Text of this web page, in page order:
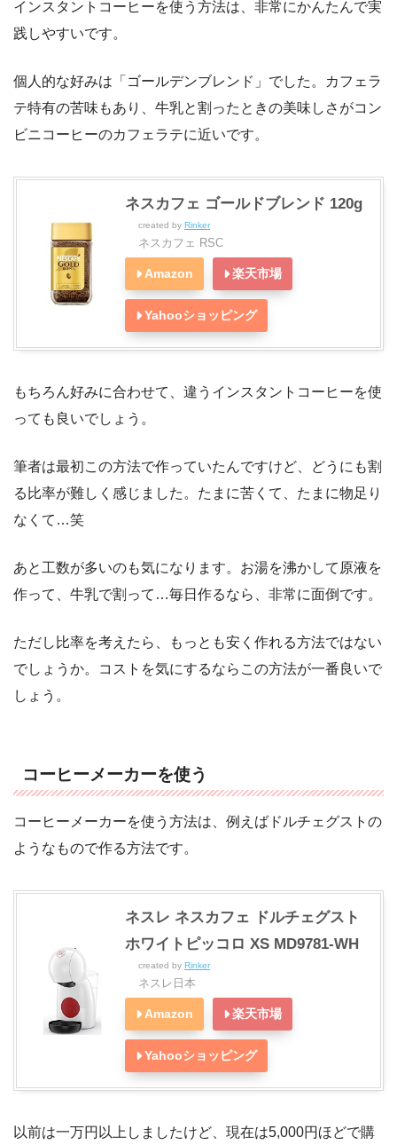
インスタントコーヒーを使う方法は、非常にかんたんで実
践しやすいです。
個人的な好みは「ゴールデンブレンド」でした。カフェラ
テ特有の苦味もあり、牛乳と割ったときの美味しさがコン
ビニコーヒーのカフェラテに近いです。
ネスカフェ ゴールドブレンド 120g
created by Rinker
ネスカフェ RSC
Amazon 楽天市場
Yahooショッピング
もちろん好みに合わせて、違うインスタントコーヒーを使
っても良いでしょう。
筆者は最初この方法で作っていたんですけど、どうにも割
る比率が難しく感じました。たまに苦くて、たまに物足り
なくて…笑
あと工数が多いのも気になります。お湯を沸かして原液を
作って、牛乳で割って…毎日作るなら、非常に面倒です。
ただし比率を考えたら、もっとも安く作れる方法ではない
でしょうか。コストを気にするならこの方法が一番良いで
しょう。
コーヒーメーカーを使う
コーヒーメーカーを使う方法は、例えばドルチェグストの
ようなもので作る方法です。
ネスレ ネスカフェ ドルチェグスト
ホワイトピッコロ XS MD9781-WH
created by Rinker
ネスレ日本
Amazon 楽天市場
Yahooショッピング
以前は一万円以上しましたけど、現在は5,000円ほどで購